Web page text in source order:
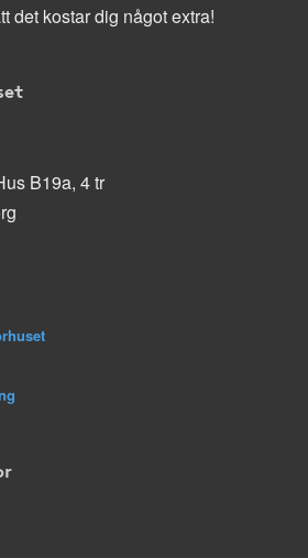
det kostar dig något extra!
B19a, 4 tr